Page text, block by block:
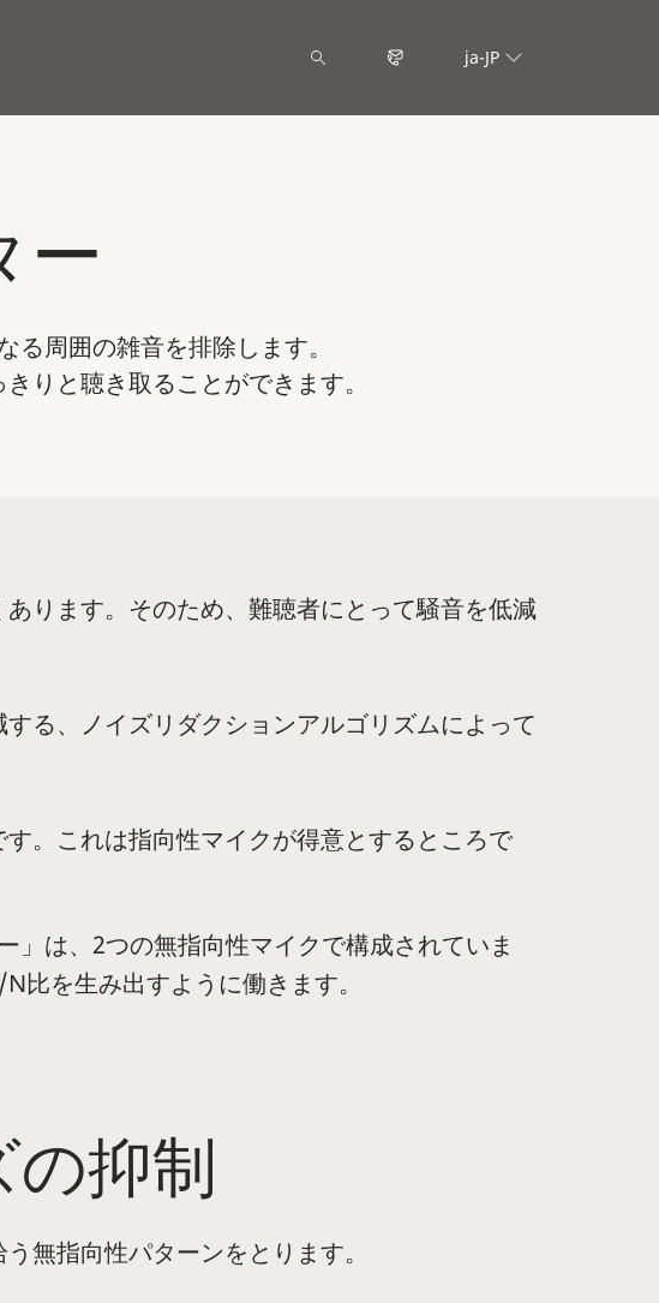
ja-JP
ー
周囲の雑音を排除します。
りと聴き取ることができます。
ります。そのため、難聴者にとって騒音を低減
る、ノイズリダクションアルゴリズムによって
。これは指向性マイクが得意とするところで
は、2つの無指向性マイクで構成されていま
比を生み出すように働きます。
抑制
無指向性パターンをとります。